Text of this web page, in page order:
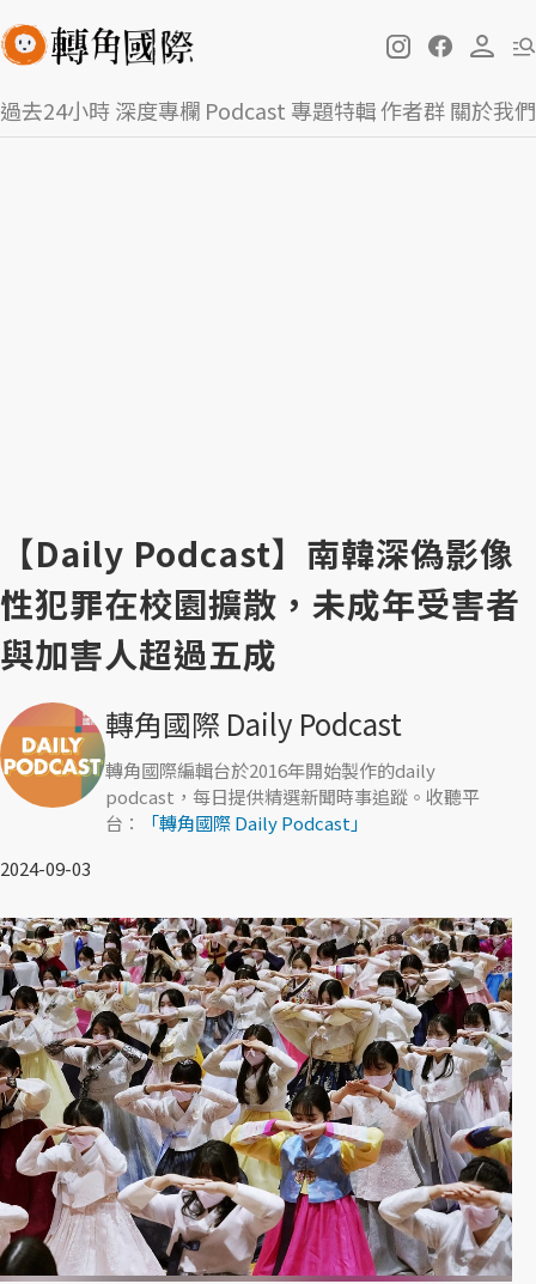
過去24小時深度專欄 Podcast 專題特輯作者群關於我們
【Daily Podcast】南韓深偽影像
性犯罪在校園擴散，未成年受害者
與加害人超過五成
轉角國際 Daily Podcast
轉角國際編輯台於2016年開始製作的daily
podcast，每日提供精選新聞時事追蹤。收聽平
台：
「轉角國際 Daily Podcast」
2024-09-03